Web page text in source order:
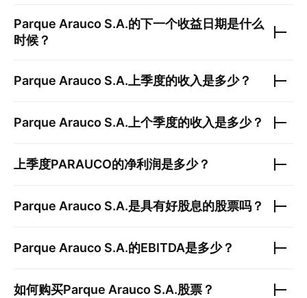
Parque Arauco S.A.的下一个收益日期是什么
时候？
Parque Arauco S.A. 上季度的收入是多少？
Parque Arauco S.A. 上个季度的收入是多少？
上季度PARAUCO的净利润是多少？
Parque Arauco S.A.是具有好股息的股票吗？
Parque Arauco S.A.的EBITDA是多少？
如何购买Parque Arauco S.A.股票？